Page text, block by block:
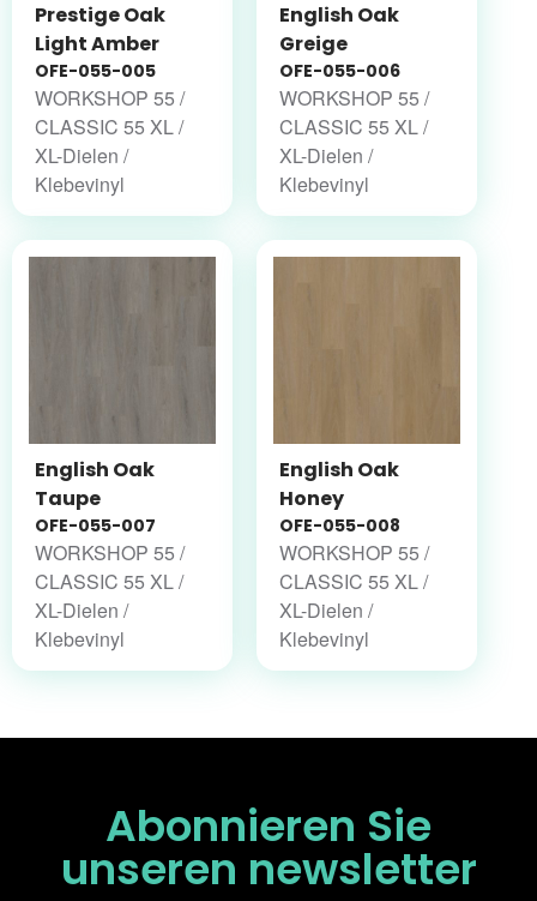
Prestige Oak
Light Amber
OFE-055-005
WORKSHOP 55 /
CLASSIC 55 XL /
XL-Dielen /
Klebevinyl
English Oak
Greige
OFE-055-006
WORKSHOP 55 /
CLASSIC 55 XL /
XL-Dielen /
Klebevinyl
English Oak
Taupe
OFE-055-007
WORKSHOP 55 /
CLASSIC 55 XL /
XL-Dielen /
Klebevinyl
English Oak
Honey
OFE-055-008
WORKSHOP 55 /
CLASSIC 55 XL /
XL-Dielen /
Klebevinyl
Abonnieren Sie
unseren newsletter